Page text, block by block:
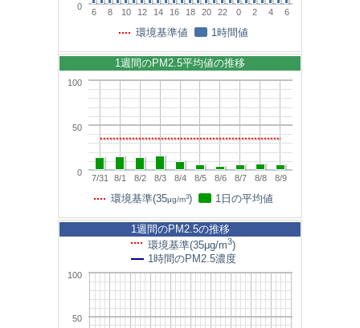
6 8 10 12 14 16 18 20 22 0 2 4 6
0
環境基準値 1時間値
7/31 8/1 8/2 8/3 8/4 8/5 8/6 8/7 8/8 8/9
0
50
100
1週間のPM2.5平均値の推移
環境基準(35μg/m3) 1日の平均値
50
100
1週間のPM2.5の推移
環境基準(35μg/m3)
1時間のPM2.5濃度